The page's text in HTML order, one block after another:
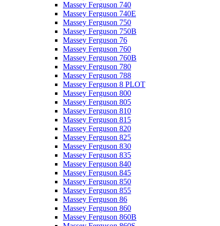
Massey Ferguson 740
Massey Ferguson 740E
Massey Ferguson 750
Massey Ferguson 750B
Massey Ferguson 76
Massey Ferguson 760
Massey Ferguson 760B
Massey Ferguson 780
Massey Ferguson 788
Massey Ferguson 8 PLOT
Massey Ferguson 800
Massey Ferguson 805
Massey Ferguson 810
Massey Ferguson 815
Massey Ferguson 820
Massey Ferguson 825
Massey Ferguson 830
Massey Ferguson 835
Massey Ferguson 840
Massey Ferguson 845
Massey Ferguson 850
Massey Ferguson 855
Massey Ferguson 86
Massey Ferguson 860
Massey Ferguson 860B